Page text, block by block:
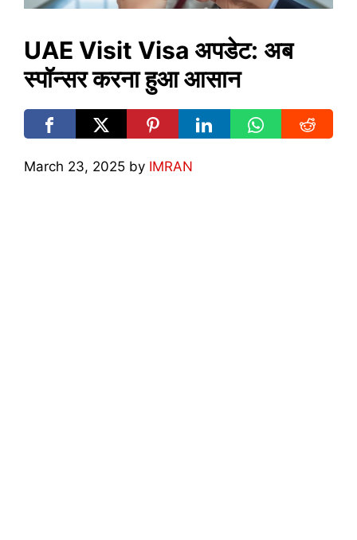
UAE Visit Visa अपडेट: अब
स्पॉन्सर करना हुआ आसान
March 23, 2025 by IMRAN